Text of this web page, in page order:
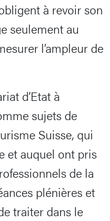
à revoir son
seulement au
l’ampleur de
d’Etat à
sujets de
Suisse, qui
et auquel ont pris
de la
plénières et
traiter dans le